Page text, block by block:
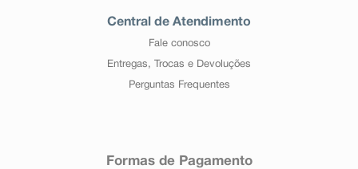
Central de Atendimento
Fale conosco
Entregas, Trocas e Devoluções
Perguntas Frequentes
Formas de Pagamento